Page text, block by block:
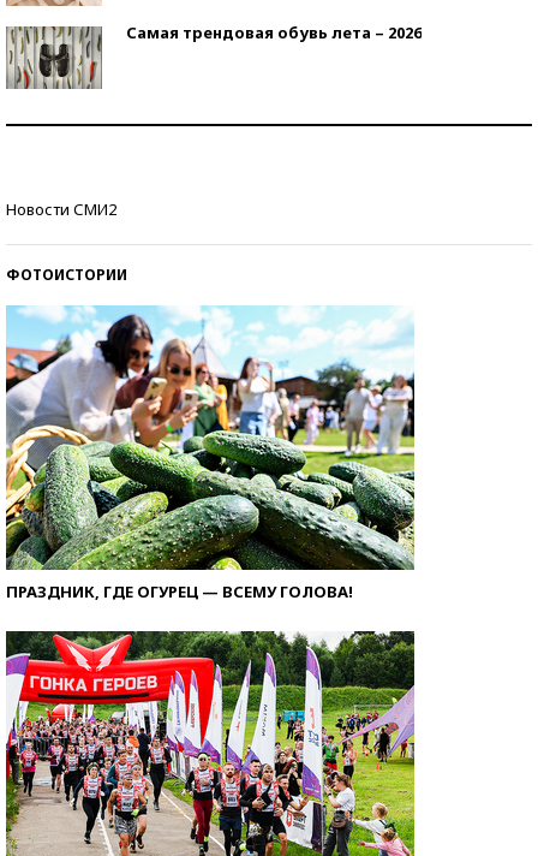
Самая трендовая обувь лета – 2026
Новости СМИ2
ФОТОИСТОРИИ
ПРАЗДНИК, ГДЕ ОГУРЕЦ — ВСЕМУ ГОЛОВА!